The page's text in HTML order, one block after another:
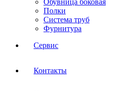
Обувница боковая
Полки
Система труб
Фурнитура
Сервис
Контакты